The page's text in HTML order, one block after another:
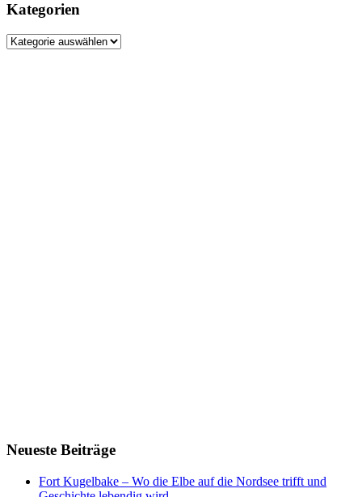
Kategorien
Kategorien
Neueste Beiträge
Fort Kugelbake – Wo die Elbe auf die Nordsee trifft und